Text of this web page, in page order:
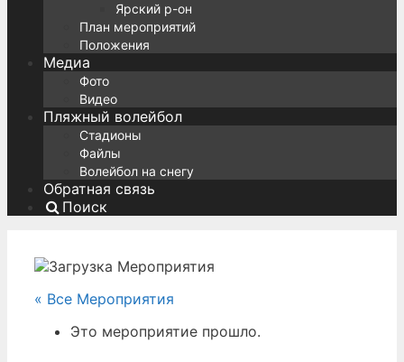
Ярский р-он
План мероприятий
Положения
Медиа
Фото
Видео
Пляжный волейбол
Стадионы
Файлы
Волейбол на снегу
Обратная связь
Поиск
« Все Мероприятия
Это мероприятие прошло.